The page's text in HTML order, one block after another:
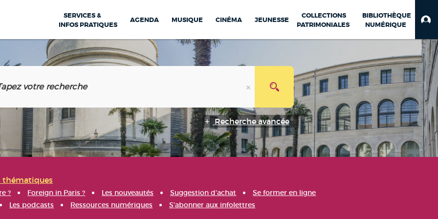
SERVICES &
INFOS PRATIQUES
AGENDA MUSIQUE CINÉMA JEUNESSE
COLLECTIONS
PATRIMONIALES
BIBLIOTHÈQUE
NUMÉRIQUE
Recherche avancée
thématiques
? Foreign in Paris ? Les nouveautés Suggestion d'achat
Se former en ligne
Les podcasts Ressources numériques S'abonner aux infolettres